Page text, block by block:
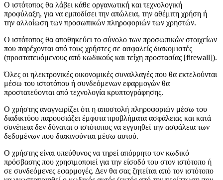
Ο ιστότοπος θα λάβει κάθε οργανωτική και τεχνολογική
προφύλαξη, για να εμποδίσει την απώλεια, την αθέμιτη χρήση ή
την αλλοίωση των προσωπικών πληροφοριών των χρηστών.
Ο ιστότοπος θα αποθηκεύει το σύνολο των προσωπικών στοιχείων
που παρέχονται από τους χρήστες σε ασφαλείς διακομιστές
(προστατευόμενους από κωδικούς και τείχη προστασίας [firewall]).
Όλες οι ηλεκτρονικές οικονομικές συναλλαγές που θα εκτελούνται
μέσω του ιστοτόπου ή συνδεόμενων εφαρμογών θα
προστατεύονται από τεχνολογία κρυπτογράφησης.
Ο χρήστης αναγνωρίζει ότι η αποστολή πληροφοριών μέσω του
διαδικτύου παρουσιάζει έμφυτα προβλήματα ασφάλειας και κατά
συνέπεια δεν δύναται ο ιστότοπος να εγγυηθεί την ασφάλεια των
δεδομένων που διακινούνται μέσω αυτού.
Ο χρήστης είναι υπεύθυνος να τηρεί απόρρητο τον κωδικό
πρόσβασης που χρησιμοποιεί για την είσοδό του στον ιστότοπο ή
σε συνδεόμενες εφαρμογές. Δεν θα σας ζητείται από τον ιστότοπο